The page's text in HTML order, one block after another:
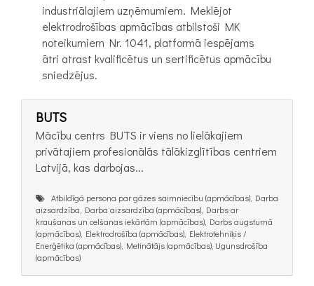
industriālajiem uzņēmumiem. Meklējot
elektrodrošības apmācības atbilstoši MK
noteikumiem Nr. 1041, platformā iespējams
ātri atrast kvalificētus un sertificētus apmācību
sniedzējus.
BUTS
Mācību centrs BUTS ir viens no lielākajiem
privātajiem profesionālās tālākizglītības centriem
Latvijā, kas darbojas...
Atbildīgā persona par gāzes saimniecību (apmācības), Darba
aizsardzība, Darba aizsardzība (apmācības), Darbs ar
kraušanas un celšanas iekārtām (apmācības), Darbs augstumā
(apmācības), Elektrodrošība (apmācības), Elektrotehniķis /
Enerģētika (apmācības), Metinātājs (apmācības), Ugunsdrošība
(apmācības)